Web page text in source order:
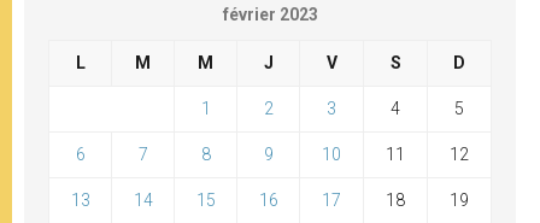
février 2023
L M M J V S D
1 2 3 4 5
6 7 8 9 10 11 12
13 14 15 16 17 18 19